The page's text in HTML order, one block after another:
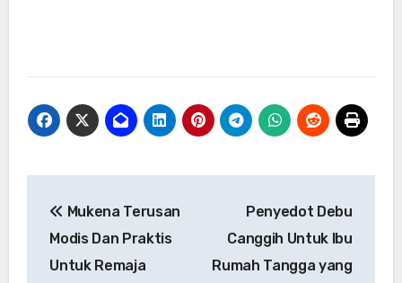
pos
Mukena Terusan
Modis Dan Praktis
Untuk Remaja
Penyedot Debu
Canggih Untuk Ibu
Rumah Tangga yang